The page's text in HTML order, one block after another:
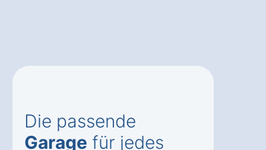
Die passende
Garage für jedes